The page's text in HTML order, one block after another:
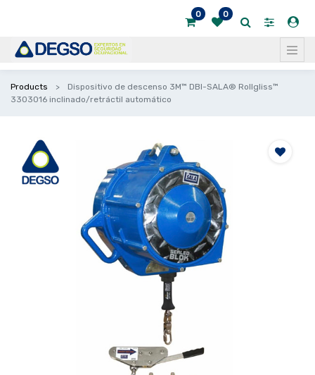
0 0
Products
Dispositivo de descenso 3M™ DBI-SALA® Rollgliss™
3303016 inclinado/retráctil automático